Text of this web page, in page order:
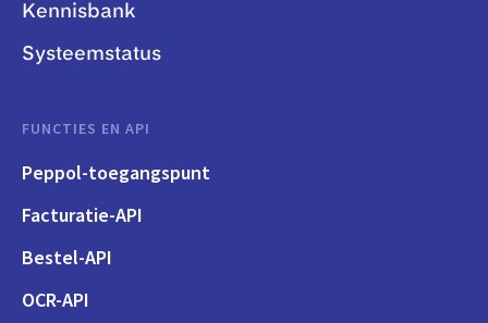
Kennisbank
Systeemstatus
FUNCTIES EN API
Peppol-toegangspunt
Facturatie-API
Bestel-API
OCR-API